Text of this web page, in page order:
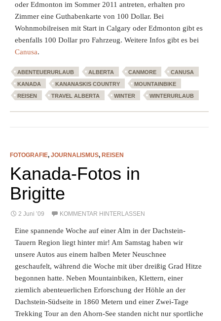
oder Edmonton im Sommer 2011 antreten, erhalten pro
Zimmer eine Guthabenkarte von 100 Dollar. Bei
Wohnmobilreisen mit Start in Calgary oder Edmonton gibt es
ebenfalls 100 Dollar pro Fahrzeug. Weitere Infos gibt es bei
Canusa.
ABENTEUERURLAUB ALBERTA CANMORE
CANUSA
KANADA
KANANASKIS COUNTRY
MOUNTAINBIKE
REISEN
TRAVEL ALBERTA WINTER WINTERURLAUB
FOTOGRAFIE, JOURNALISMUS, REISEN
Kanada-Fotos in
Brigitte
2 Juni ’09 KOMMENTAR HINTERLASSEN
Eine spannende Woche auf einer Alm in der Dachstein-
Tauern Region liegt hinter mir! Am Samstag haben wir
unsere Autos aus einem halben Meter Neuschnee
geschaufelt, während die Woche mit über dreißig Grad Hitze
begonnen hatte. Neben Mountainbiken, Klettern, einer
ziemlich abenteuerlichen Erforschung der Höhle an der
Dachstein-Südseite in 1860 Metern und einer Zwei-Tage
Trekking Tour an den Ahorn-See standen nicht nur sportliche